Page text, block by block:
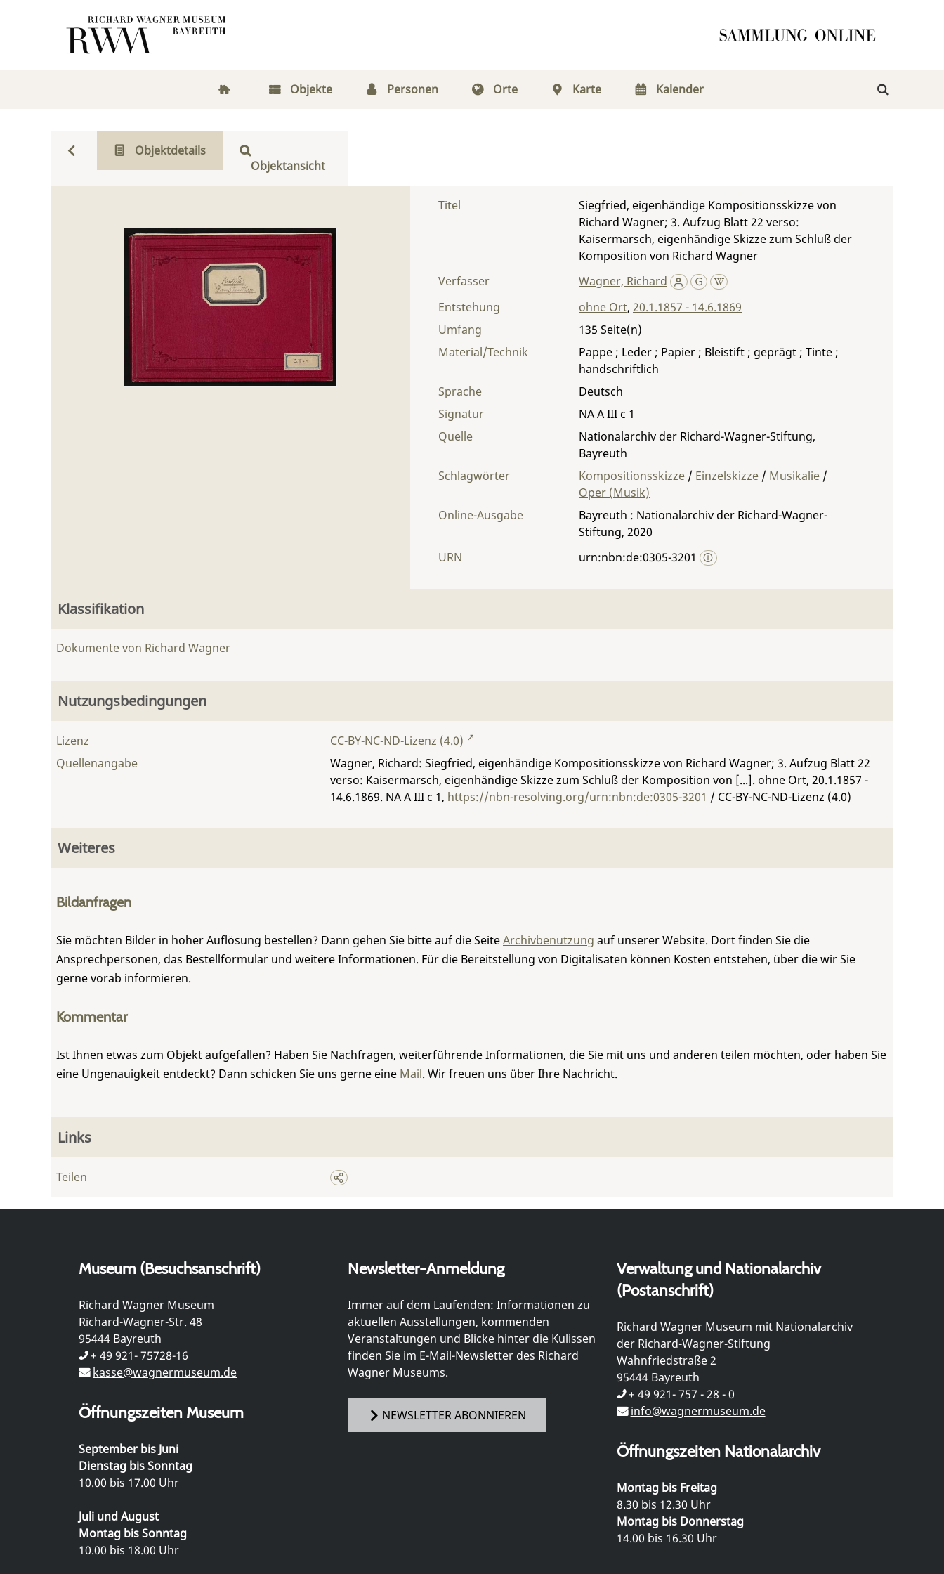
Objekte Personen Orte Karte Kalender
Objektdetails
Objektansicht
Titel
Siegfried, eigenhändige Kompositionsskizze von
Richard Wagner; 3. Aufzug Blatt 22 verso:
Kaisermarsch, eigenhändige Skizze zum Schluß der
Komposition von Richard Wagner
Verfasser
Wagner, Richard
Entstehung
ohne Ort, 20.1.1857 - 14.6.1869
Umfang
135
Material/Technik
Pappe ; Leder ; Papier ; Bleistift ; geprägt ; Tinte ;
handschriftlich
Sprache
Deutsch
Signatur
NA A III c 1
Quelle
Nationalarchiv der Richard-Wagner-Stiftung,
Bayreuth
Schlagwörter
Kompositionsskizze / Einzelskizze / Musikalie /
Oper (Musik)
Online-Ausgabe
Bayreuth : Nationalarchiv der Richard-Wagner-
Stiftung, 2020
URN
urn:nbn:de:0305-3201
Klassifikation
Dokumente von Richard Wagner
Nutzungsbedingungen
Lizenz
CC-BY-NC-ND-Lizenz (4.0)
Quellenangabe
Wagner, Richard: Siegfried, eigenhändige Kompositionsskizze von Richard Wagner; 3. Aufzug Blatt 22
verso: Kaisermarsch, eigenhändige Skizze zum Schluß der Komposition von [...]. ohne Ort, 20.1.1857 -
14.6.1869. NA A III c 1, https://nbn-resolving.org/urn:nbn:de:0305-3201 / CC-BY-NC-ND-Lizenz (4.0)
Weiteres
Bildanfragen
Sie möchten Bilder in hoher Auflösung bestellen? Dann gehen Sie bitte auf die SeiteArchivbenutzung auf unserer Website. Dort finden Sie die
Ansprechpersonen, das Bestellformular und weitere Informationen. Für die Bereitstellung von Digitalisaten können Kosten entstehen, über die wir Sie
gerne vorab informieren.
Kommentar
Ist Ihnen etwas zum Objekt aufgefallen? Haben Sie Nachfragen, weiterführende Informationen, die Sie mit uns und anderen teilen möchten, oder haben Sie
eine Ungenauigkeit entdeckt? Dann schicken Sie uns gerne eine Mail. Wir freuen uns über Ihre Nachricht.
Links
Teilen
Museum (Besuchsanschrift)
Richard Wagner Museum
Richard-Wagner-Str. 48
95444 Bayreuth
+ 49 921- 75728-16
kasse@wagnermuseum.de
Öffnungszeiten Museum
September bis Juni
Dienstag bis Sonntag
10.00 bis 17.00 Uhr
Juli und August
Montag bis Sonntag
10.00 bis 18.00 Uhr
Newsletter-Anmeldung
Immer auf dem Laufenden: Informationen zu
aktuellen Ausstellungen, kommenden
Veranstaltungen und Blicke hinter die Kulissen
finden Sie im E-Mail-Newsletter des Richard
Wagner Museums.
NEWSLETTER ABONNIEREN
Verwaltung und Nationalarchiv
(Postanschrift)
Richard Wagner Museum mit Nationalarchiv
der Richard-Wagner-Stiftung
Wahnfriedstraße 2
95444 Bayreuth
+ 49 921- 757 - 28 - 0
info@wagnermuseum.de
Öffnungszeiten Nationalarchiv
Montag bis Freitag
8.30 bis 12.30 Uhr
Montag bis Donnerstag
14.00 bis 16.30 Uhr